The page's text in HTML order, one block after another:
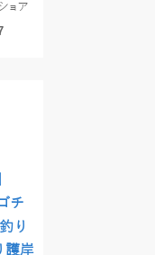
ま
ョア
チ
り
護岸